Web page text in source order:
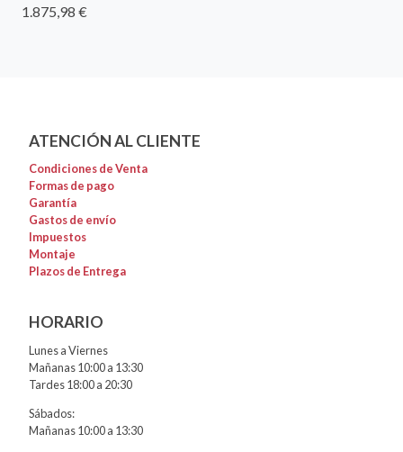
1.875,98 €
ATENCIÓN AL CLIENTE
Condiciones de Venta
Formas de pago
Garantía
Gastos de envío
Impuestos
Montaje
Plazos de Entrega
HORARIO
Lunes a Viernes
Mañanas 10:00 a 13:30
Tardes 18:00 a 20:30
Sábados:
Mañanas 10:00 a 13:30